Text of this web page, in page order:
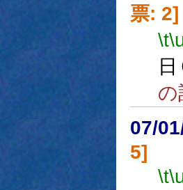
票: 2]
\t
の
07/
5]
\t